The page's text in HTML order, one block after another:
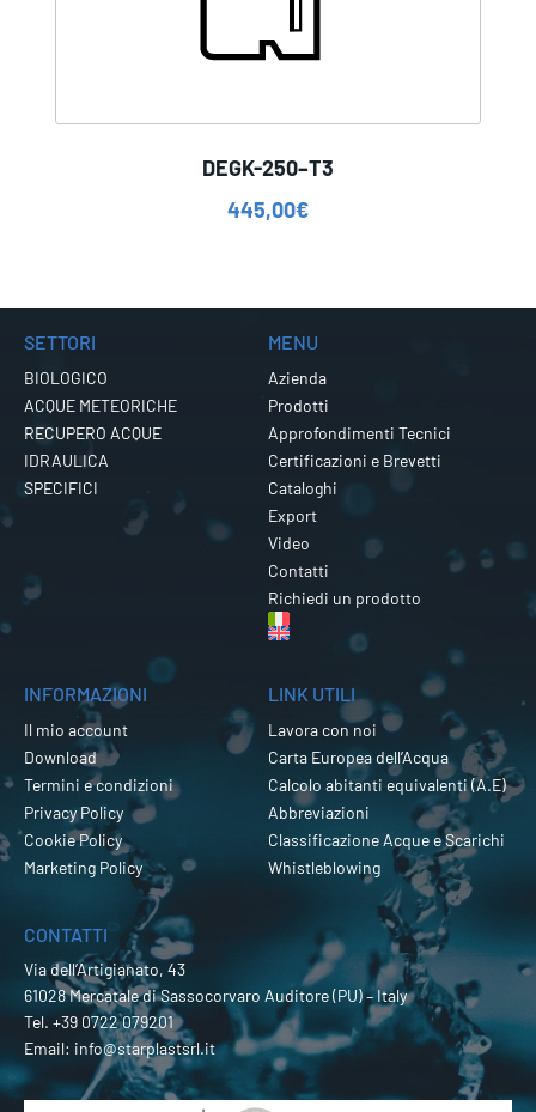
DEGK-250–T3
445,00€
SETTORI
BIOLOGICO
ACQUE METEORICHE
RECUPERO ACQUE
IDRAULICA
SPECIFICI
MENU
Azienda
Prodotti
Approfondimenti Tecnici
Certificazioni e Brevetti
Cataloghi
Export
Video
Contatti
Richiedi un prodotto
INFORMAZIONI
Il mio account
Download
Termini e condizioni
Privacy Policy
Cookie Policy
Marketing Policy
LINK UTILI
Lavora con noi
Carta Europea dell’Acqua
Calcolo abitanti equivalenti (A.E)
Abbreviazioni
Classificazione Acque e Scarichi
Whistleblowing
CONTATTI
Via dell’Artigianato, 43
61028 Mercatale di Sassocorvaro Auditore (PU) – Italy
Tel. +39 0722 079201
Email: info@starplastsrl.it